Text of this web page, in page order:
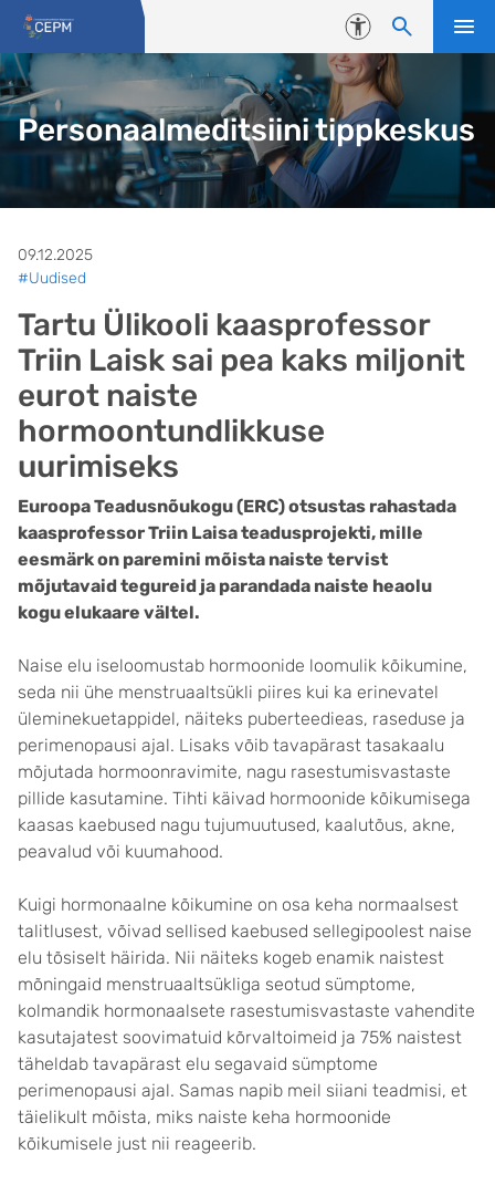
Liigu edasi põhisisu juurde
Juurdepääsetavus
Personaalmeditsiini tippkeskus
09.12.2025
#Uudised
Tartu Ülikooli kaasprofessor
Triin Laisk sai pea kaks miljonit
eurot naiste
hormoontundlikkuse
uurimiseks
Euroopa Teadusnõukogu (ERC) otsustas rahastada
kaasprofessor Triin Laisa teadusprojekti, mille
eesmärk on paremini mõista naiste tervist
mõjutavaid tegureid ja parandada naiste heaolu
kogu elukaare vältel.
Naise elu iseloomustab hormoonide loomulik kõikumine,
seda nii ühe menstruaaltsükli piires kui ka erinevatel
üleminekuetappidel, näiteks puberteedieas, raseduse ja
perimenopausi ajal. Lisaks võib tavapärast tasakaalu
mõjutada hormoonravimite, nagu rasestumisvastaste
pillide kasutamine. Tihti käivad hormoonide kõikumisega
kaasas kaebused nagu tujumuutused, kaalutõus, akne,
peavalud või kuumahood.
Kuigi hormonaalne kõikumine on osa keha normaalsest
talitlusest, võivad sellised kaebused sellegipoolest naise
elu tõsiselt häirida. Nii näiteks kogeb enamik naistest
mõningaid menstruaaltsükliga seotud sümptome,
kolmandik hormonaalsete rasestumisvastaste vahendite
kasutajatest soovimatuid kõrvaltoimeid ja 75% naistest
täheldab tavapärast elu segavaid sümptome
perimenopausi ajal. Samas napib meil siiani teadmisi, et
täielikult mõista, miks naiste keha hormoonide
kõikumisele just nii reageerib.